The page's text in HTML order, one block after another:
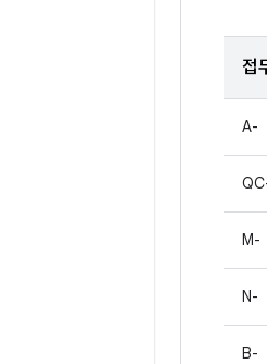
접
A-
M-
N-
B-